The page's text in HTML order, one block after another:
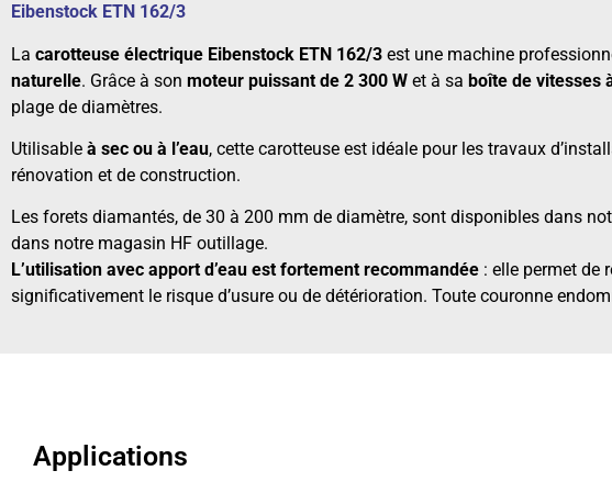
Eibenstock ETN 162/3
La carotteuse électrique Eibenstock ETN 162/3 est une machine
naturelle. Grâce à son moteur puissant de 2 300 W et à sa boîte de vitesses
plage de diamètres.
Utilisable à sec ou à l’eau, cette carotteuse est idéale pour les travaux
rénovation et de construction.
Les forets diamantés, de 30 à 200 mm de diamètre, sont disponibles dans
dans notre magasin HF outillage.
L’utilisation avec apport d’eau est fortement recommandée : elle permet de
significativement le risque d’usure ou de détérioration. Toute couronne
Applications